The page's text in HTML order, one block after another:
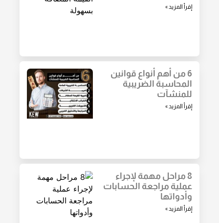
إقرأ المزيد »
6 من أهم أنواع قوانين
المحاسبة الضريبية
للمنشآت
إقرأ المزيد »
8 مراحل مهمة لإجراء
عملية مراجعة الحسابات
وأدواتها
إقرأ المزيد »